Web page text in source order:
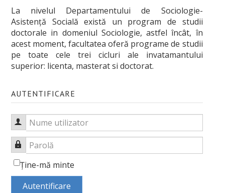
La nivelul Departamentului de Sociologie-
Asistenţă Socială există un program de studii
doctorale in domeniul Sociologie, astfel încât, în
acest moment, facultatea oferă programe de studii
pe toate cele trei cicluri ale invatamantului
superior: licenta, masterat si doctorat.
AUTENTIFICARE
Nume utilizator
Parolă
Ţine-mă minte
Autentificare